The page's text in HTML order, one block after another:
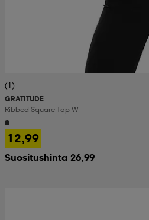
(1)
GRATITUDE
Ribbed Square Top W
12,99
Suositushinta 26,99